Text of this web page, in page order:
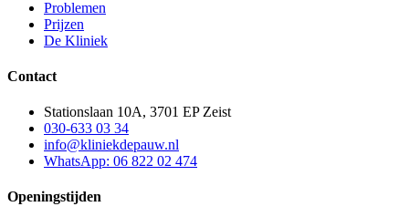
Problemen
Prijzen
De Kliniek
Contact
Stationslaan 10A, 3701 EP Zeist
030-633 03 34
info@kliniekdepauw.nl
WhatsApp: 06 822 02 474
Openingstijden